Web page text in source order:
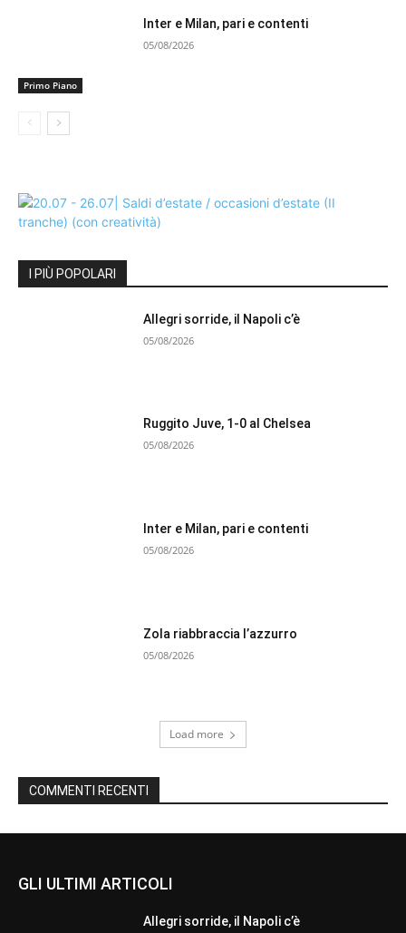
Primo Piano
Inter e Milan, pari e contenti
05/08/2026
I PIÙ POPOLARI
Allegri sorride, il Napoli c’è
05/08/2026
Ruggito Juve, 1-0 al Chelsea
05/08/2026
Inter e Milan, pari e contenti
05/08/2026
Zola riabbraccia l’azzurro
05/08/2026
Load more
COMMENTI RECENTI
GLI ULTIMI ARTICOLI
Allegri sorride, il Napoli c’è